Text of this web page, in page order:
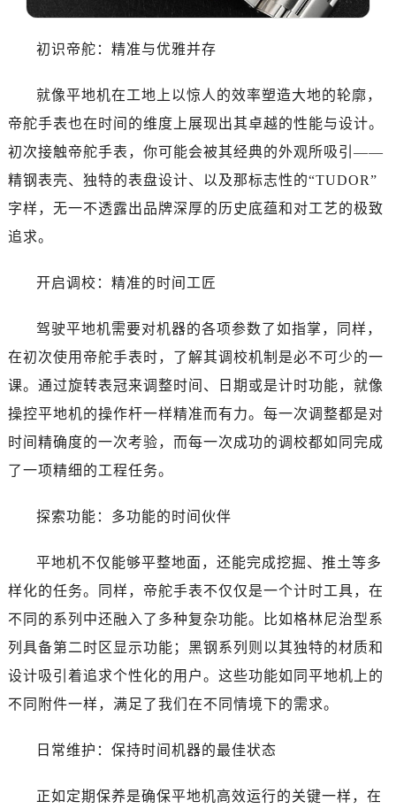
太原市迎泽区解放路15号亨得利名表服务中心（品牌授权店）3层整层（需提前预约）
温州市鹿城区锦绣路1067号置信广场10层1015室（需提前预约）
哈尔滨市道里区友谊西路600号富力中心T2座写字楼29层03室（需提前预约）
大连市中山区人民路15号国际金融大厦7层G室（需提前预约）
佛山市禅城区季华五路57号万科金融中心C座12层1205室（需提前预约）
东莞市东城街道鸿福东路1号民盈国贸中心T1写字楼9层907室（需提前预约）
南宁市青秀区金湖路59号地王大厦12楼1224室（需提前预约）
合肥市蜀山区潜山路111号万象城华润大厦B座12楼03室（需提前预约）
泉州市丰泽区宝洲路729号浦西万达中心写字楼A座7楼709室（需提前预约）
长春市朝阳区西安大路727号中银大厦A座(旺进大厦)18层09室（需提前预约）
唐山市路南区新华东道100号万达广场写字楼A座10层1002室（需提前预约）
台州市椒江区东海大道1800号腾达中心东1幢20楼2002室（需提前预约）
内蒙古自治区呼和浩特市玉泉区大学西街70号华润万象城写字楼（鄂尔多斯大厦）23层2326室（需提前预约）
甘肃省兰州市七里河区西津西路16号兰州中心写字楼21层2102室（需提前预约）
黑龙江省佳木斯市向阳区长安路帝舵售后服务中心（需提前预约）
初识帝舵：精准与优雅并存
就像平地机在工地上以惊人的效率塑造大地的轮廓，
帝舵手表也在时间的维度上展现出其卓越的性能与设计。
初次接触帝舵手表，你可能会被其经典的外观所吸引——
精钢表壳、独特的表盘设计、以及那标志性的“TUDOR”
字样，无一不透露出品牌深厚的历史底蕴和对工艺的极致
追求。
开启调校：精准的时间工匠
驾驶平地机需要对机器的各项参数了如指掌，同样，
在初次使用帝舵手表时，了解其调校机制是必不可少的一
课。通过旋转表冠来调整时间、日期或是计时功能，就像
操控平地机的操作杆一样精准而有力。每一次调整都是对
时间精确度的一次考验，而每一次成功的调校都如同完成
了一项精细的工程任务。
探索功能：多功能的时间伙伴
平地机不仅能够平整地面，还能完成挖掘、推土等多
样化的任务。同样，帝舵手表不仅仅是一个计时工具，在
不同的系列中还融入了多种复杂功能。比如格林尼治型系
列具备第二时区显示功能；黑钢系列则以其独特的材质和
设计吸引着追求个性化的用户。这些功能如同平地机上的
不同附件一样，满足了我们在不同情境下的需求。
日常维护：保持时间机器的最佳状态
正如定期保养是确保平地机高效运行的关键一样，在